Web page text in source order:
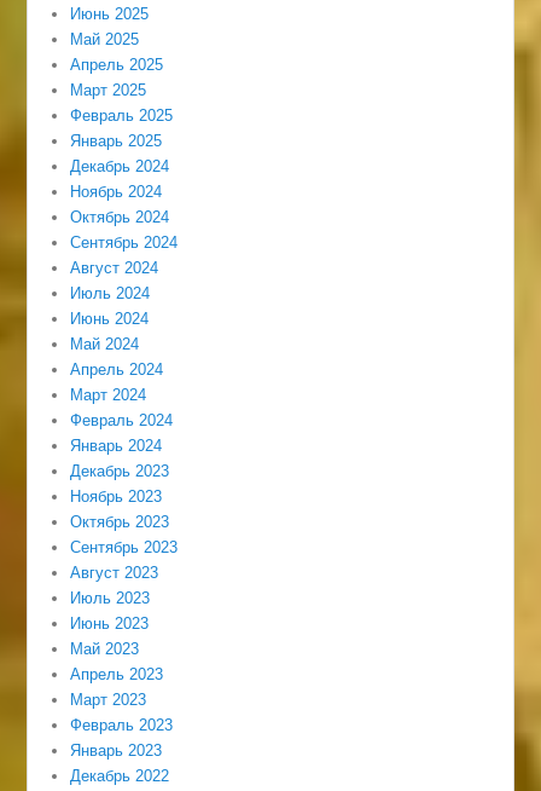
Июнь 2025
Май 2025
Апрель 2025
Март 2025
Февраль 2025
Январь 2025
Декабрь 2024
Ноябрь 2024
Октябрь 2024
Сентябрь 2024
Август 2024
Июль 2024
Июнь 2024
Май 2024
Апрель 2024
Март 2024
Февраль 2024
Январь 2024
Декабрь 2023
Ноябрь 2023
Октябрь 2023
Сентябрь 2023
Август 2023
Июль 2023
Июнь 2023
Май 2023
Апрель 2023
Март 2023
Февраль 2023
Январь 2023
Декабрь 2022